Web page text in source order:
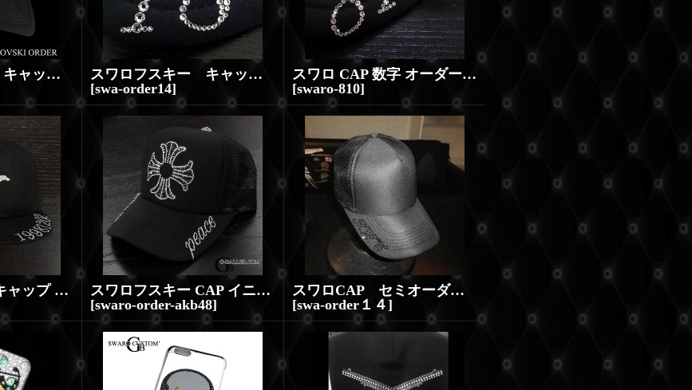
スワロフスキー キャップ オーダーメイド 製作 スワロ オーダーＣＡＰ
スワロフスキー キャップ つば加工 スワロCAP オーダーメイド 製作 オーダーキャップ
[swa-order14]
スワロ CAP 数字 オーダーメイド スワロフスキー キャップ ブランド
[swaro-810]
スワロフスキー キャップ 漢字 スワロ オーダー スワロ CAP
スワロフスキー CAP イニシャル 数字 オーダーメイド プレゼント等
[swaro-order-akb48]
スワロCAP セミオーダー キャップ イニシャル
[swa-order１４]